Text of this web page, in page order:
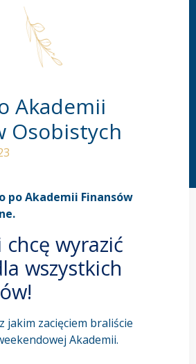
Akademii
Osobistych
po Akademii Finansów
chcę wyrazić
wszystkich
jakim zacięciem braliście
Akademii.